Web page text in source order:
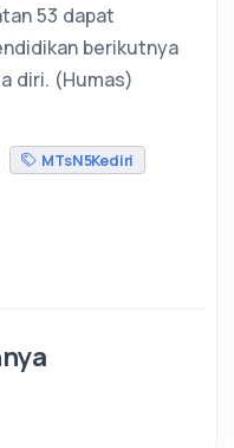
53 dapat
berikutnya
diri. (Humas)
MTsN5Kediri